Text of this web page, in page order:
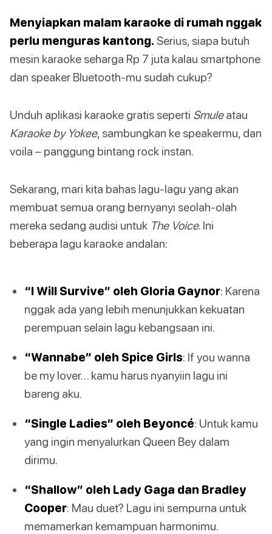
Menyiapkan malam karaoke di rumah nggak
perlu menguras kantong. Serius, siapa butuh
mesin karaoke seharga Rp 7 juta kalau smartphone
dan speaker Bluetooth-mu sudah cukup?
Unduh aplikasi karaoke gratis seperti Smuleatau
Karaoke by Yokee, sambungkan ke speakermu, dan
voila – panggung bintang rock instan.
Sekarang, mari kita bahas lagu-lagu yang akan
membuat semua orang bernyanyi seolah-olah
mereka sedang audisi untuk The Voice. Ini
beberapa lagu karaoke andalan:
“I Will Survive” oleh Gloria Gaynor: Karena
nggak ada yang lebih menunjukkan kekuatan
perempuan selain lagu kebangsaan ini.
“Wannabe” oleh Spice Girls: If you wanna
be my lover… kamu harus nyanyiin lagu ini
bareng aku.
“Single Ladies” oleh Beyoncé: Untuk kamu
yang ingin menyalurkan Queen Bey dalam
dirimu.
“Shallow” oleh Lady Gaga dan Bradley
Cooper: Mau duet? Lagu ini sempurna untuk
memamerkan kemampuan harmonimu.